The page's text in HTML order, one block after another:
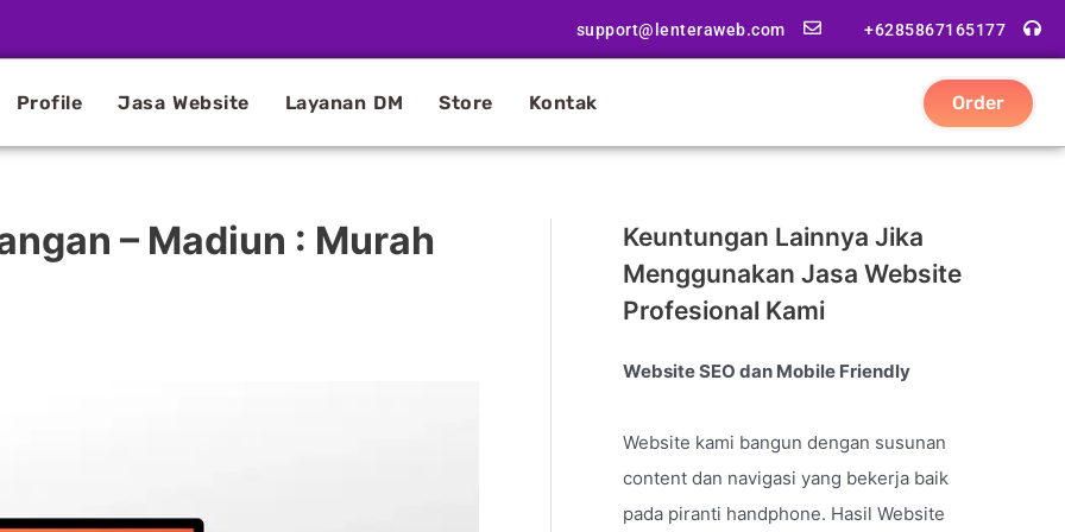
support@lenteraweb.com +6285867165177
Profile Jasa Website Layanan DM Store Kontak Order
– Madiun : Murah
Keuntungan Lainnya Jika
Menggunakan Jasa Website
Profesional Kami
Website SEO dan Mobile Friendly
Website kami bangun dengan susunan
content dan navigasi yang bekerja baik
pada piranti handphone. Hasil Website